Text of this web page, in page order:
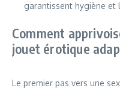
garantissent hygiène et
Comment
jouet érotique
Le premier pas vers une